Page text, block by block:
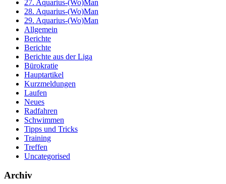
27. Aquarius-(Wo)Man
28. Aquarius-(Wo)Man
29. Aquarius-(Wo)Man
Allgemein
Berichte
Berichte
Berichte aus der Liga
Bürokratie
Hauptartikel
Kurzmeldungen
Laufen
Neues
Radfahren
Schwimmen
Tipps und Tricks
Training
Treffen
Uncategorised
Archiv